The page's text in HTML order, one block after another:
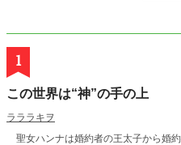
1
この世界は“神”の手の上
ラララキヲ
聖女ハンナは婚約者の王太子から婚